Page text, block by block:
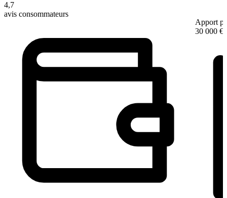
4,7
avis consommateurs
Apport
30 000 €